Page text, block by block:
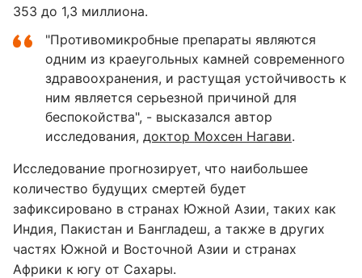
353 до 1,3 миллиона.
"Противомикробные препараты являются
одним из краеугольных камней современного
здравоохранения, и растущая устойчивость к
ним является серьезной причиной для
беспокойства", - высказался автор
исследования, доктор Мохсен Нагави.
Исследование прогнозирует, что наибольшее
количество будущих смертей будет
зафиксировано в странах Южной Азии, таких как
Индия, Пакистан и Бангладеш, а также в других
частях Южной и Восточной Азии и странах
Африки к югу от Сахары.